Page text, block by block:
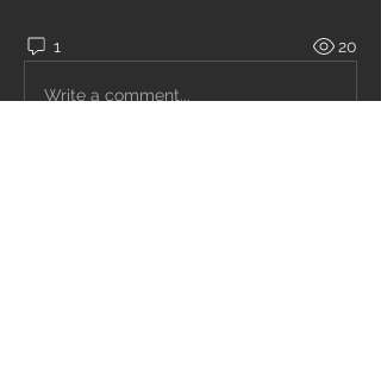
1 20
Write a comment...